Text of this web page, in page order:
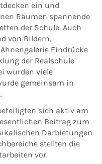
ein und
Räumen spannende
der Schule. Auch
von Bildern,
Eindrücke
der Realschule
wurden viele
gemeinsam in
sich aktiv am
Beitrag zum
Darbietungen
stellten die
vor.